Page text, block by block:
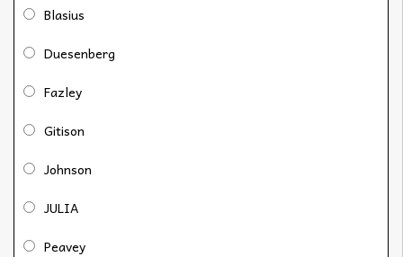
Blasius
Duesenberg
Fazley
Gitison
Johnson
JULIA
Peavey